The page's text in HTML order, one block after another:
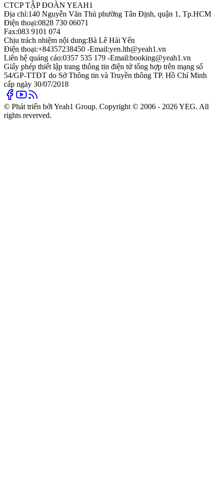
CTCP TẬP ĐOÀN YEAH1
Địa chỉ:140 Nguyễn Văn Thủ phường Tân Định, quận 1, Tp.HCM
Điện thoại:0828 730 06071
Fax:083 9101 074
Chịu trách nhiệm nội dung:Bà Lê Hải Yến
Điện thoại:+84357238450 -Email:yen.lth@yeah1.vn
Liên hệ quảng cáo:0357 535 179 -Email:booking@yeah1.vn
Giấy phép thiết lập trang thông tin điện tử tổng hợp trên mạng số
54/GP-TTĐT do Sở Thông tin và Truyền thông TP. Hồ Chí Minh
cấp ngày 30/07/2018
© Phát triển bởi Yeah1 Group. Copyright © 2006 - 2026 YEG. All
rights reverved.